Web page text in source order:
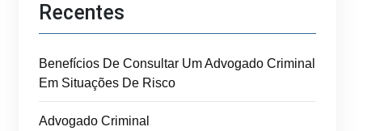
Recentes
Benefícios De Consultar Um Advogado Criminal
Em Situações De Risco
Advogado Criminal